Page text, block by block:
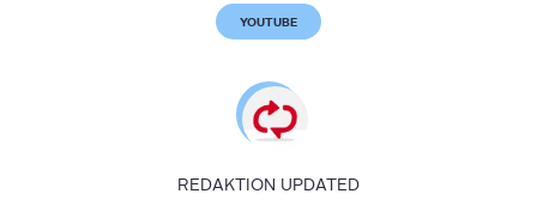
YOUTUBE
REDAKTION UPDATED